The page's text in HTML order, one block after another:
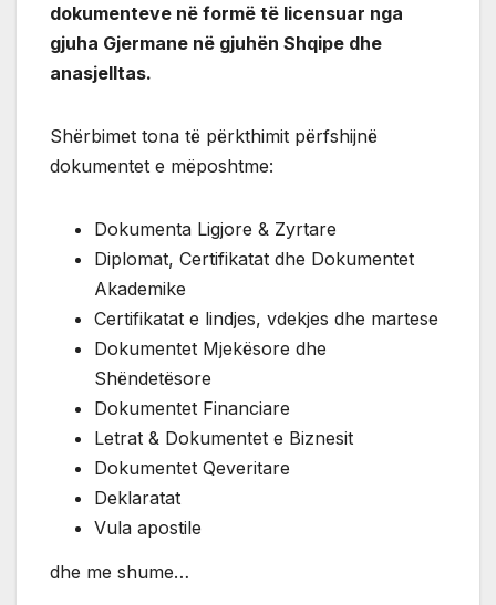
dokumenteve në formë të licensuar nga
gjuha Gjermane në gjuhën Shqipe dhe
anasjelltas.
Shërbimet tona të përkthimit përfshijnë
dokumentet e mëposhtme:
Dokumenta Ligjore & Zyrtare
Diplomat, Certifikatat dhe Dokumentet
Akademike
Certifikatat e lindjes, vdekjes dhe martese
Dokumentet Mjekësore dhe
Shëndetësore
Dokumentet Financiare
Letrat & Dokumentet e Biznesit
Dokumentet Qeveritare
Deklaratat
Vula apostile
dhe me shume…